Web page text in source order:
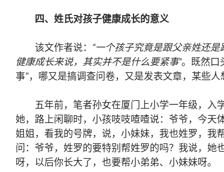
四、姓氏对孩子健康成长的意义
该文作者说： “一个孩子究竟是跟父亲姓还
健康成长来说，其实并不是什么要紧事”。既然口
事”，哪又是搞调查问卷，又是发表文章，某些人
五年前，笔者孙女在厦门上小学一年级，入
她，路上闲聊时，小孩吱吱喳喳说：爷爷，今天
姐姐，看我的号牌，说，小妹妹，我也姓罗，我
问：爷爷，姓罗的要特别帮姓罗的吗？我说，她
呀，以后你长大了，也要帮小弟弟、小妹妹呀。